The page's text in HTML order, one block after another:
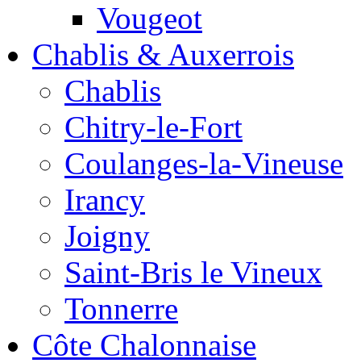
Vougeot
Chablis & Auxerrois
Chablis
Chitry-le-Fort
Coulanges-la-Vineuse
Irancy
Joigny
Saint-Bris le Vineux
Tonnerre
Côte Chalonnaise